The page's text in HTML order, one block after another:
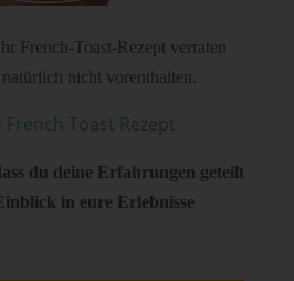
French-Toast-Rezept verraten
nicht vorenthalten.
French Toast Rezept
du deine Erfahrungen geteilt
in eure Erlebnisse